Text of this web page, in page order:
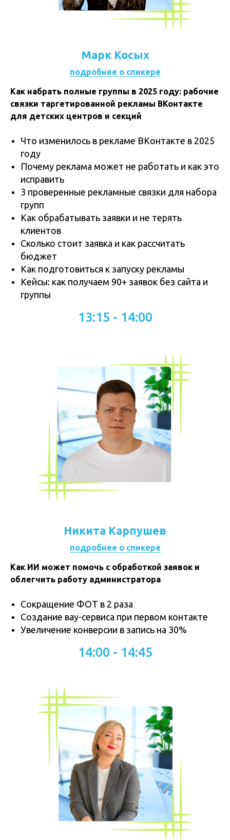
Марк Косых
подробнее о спикере
Как набрать полные группы в 2025 году: рабочие
связки таргетированной рекламы ВКонтакте
для детских центров и секций
Что изменилось в рекламе ВКонтакте в 2025
году
Почему реклама может не работать и как это
исправить
3 проверенные рекламные связки для набора
групп
Как обрабатывать заявки и не терять
клиентов
Сколько стоит заявка и как рассчитать
бюджет
Как подготовиться к запуску рекламы
Кейсы: как получаем 90+ заявок без сайта и
группы
13:15 - 14:00
Никита Карпушев
подробнее о спикере
Как ИИ может помочь с обработкой заявок и
облегчить работу администратора
Сокращение ФОТ в 2 раза
Создание вау-сервиса при первом контакте
Увеличение конверсии в запись на 30%
14:00 - 14:45